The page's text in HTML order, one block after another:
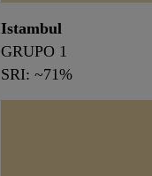
Istambul
GRUPO 1
SRI: ~71%